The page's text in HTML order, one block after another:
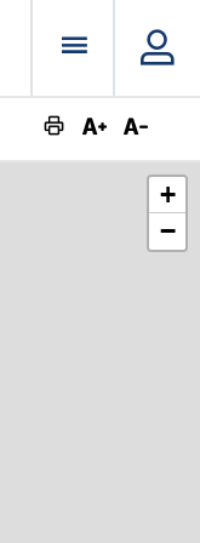
Menu
+
−